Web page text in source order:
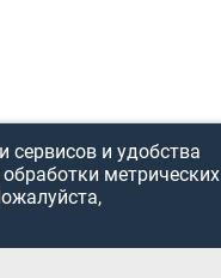
и удобства
метрических